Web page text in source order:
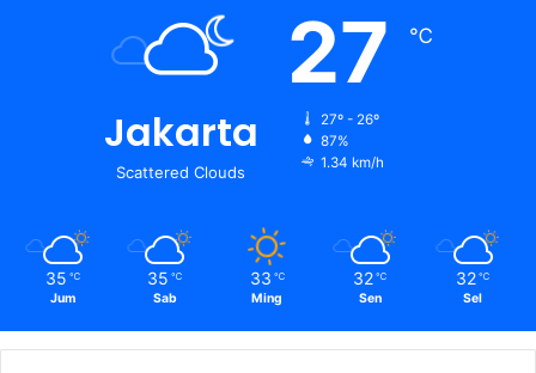
Jakarta
Scattered Clouds
27 ℃
27º - 26º
87%
1.34 km/h
35 ℃
Jum
35 ℃
Sab
33 ℃
Ming
32 ℃
Sen
32 ℃
Sel